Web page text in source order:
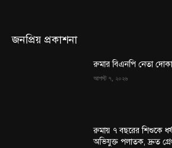
জনপ্রিয় প্রকাশনা
রুমার বিএনপি নেতা
আগস্ট ৭, ২০২৬
রুমায় ৭ বছরের শিশুকে
অভিযুক্ত পলাতক, দ্রুত